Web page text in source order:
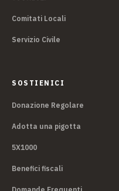
Comitati Locali
Servizio Civile
SOSTIENICI
Donazione Regolare
Adotta una pigotta
5X1000
Benefici fiscali